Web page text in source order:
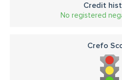
Credit
No registered
Crefo